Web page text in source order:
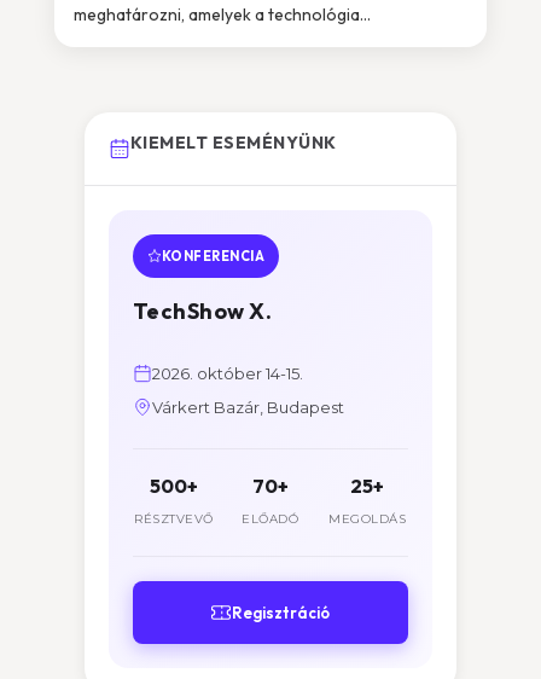
meghatározni, amelyek a technológia...
KIEMELT ESEMÉNYÜNK
KONFERENCIA
TechShow X.
2026. október 14-15.
Várkert Bazár, Budapest
500+
RÉSZTVEVŐ
70+
ELŐADÓ
25+
MEGOLDÁS
Regisztráció